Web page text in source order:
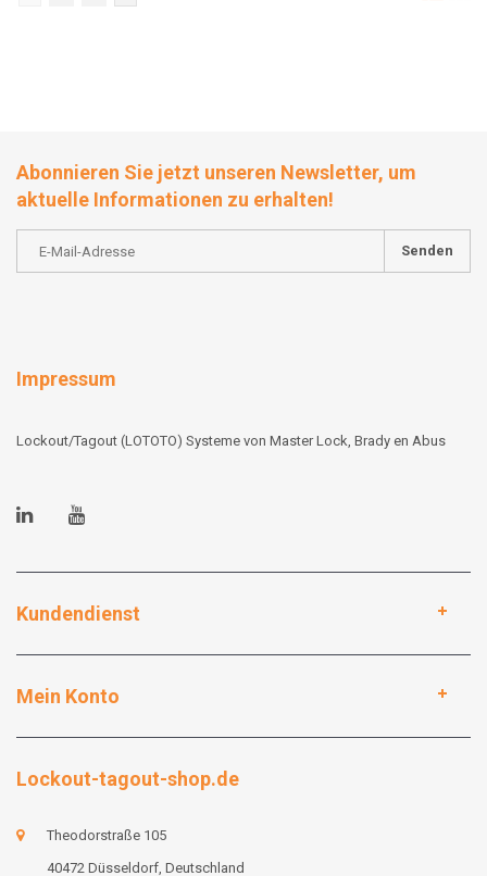
Abonnieren Sie jetzt unseren Newsletter, um
aktuelle Informationen zu erhalten!
Senden
Impressum
Lockout/Tagout (LOTOTO) Systeme von Master Lock, Brady en Abus
Kundendienst
Mein Konto
Lockout-tagout-shop.de
Theodorstraße 105
40472 Düsseldorf, Deutschland